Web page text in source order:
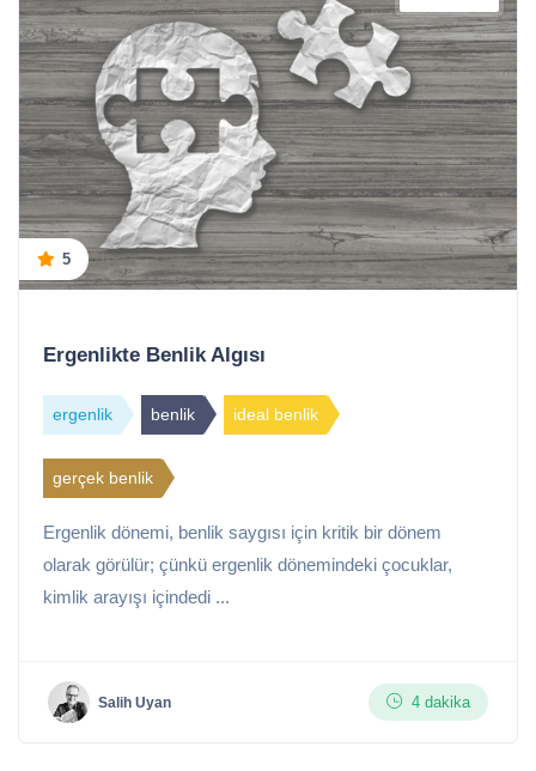
5
Ergenlikte Benlik Algısı
ergenlik benlik ideal benlik
gerçek benlik
Ergenlik dönemi, benlik saygısı için kritik bir dönem
olarak görülür; çünkü ergenlik dönemindeki çocuklar,
kimlik arayışı içindedi ...
Salih Uyan 4 dakika